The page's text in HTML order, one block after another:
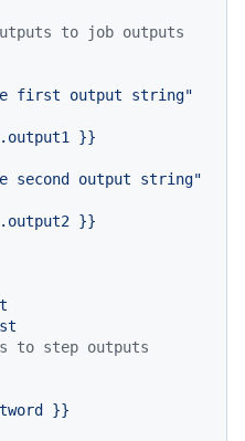
to job outputs
first output string"
}}
second output string"
}}
to step outputs
}}